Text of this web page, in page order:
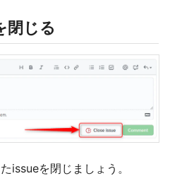
閉じる
issueを閉じましょう。